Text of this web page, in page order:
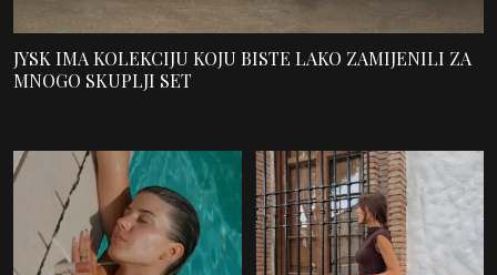
JYSK IMA KOLEKCIJU KOJU BISTE LAKO ZAMIJENILI ZA
MNOGO SKUPLJI SET